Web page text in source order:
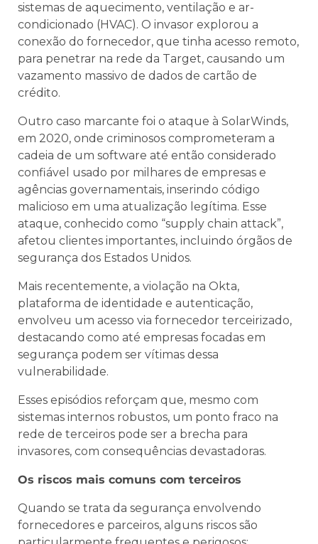
sistemas de aquecimento, ventilação e ar-
condicionado (HVAC). O invasor explorou a
conexão do fornecedor, que tinha acesso remoto,
para penetrar na rede da Target, causando um
vazamento massivo de dados de cartão de
crédito.
Outro caso marcante foi o ataque à SolarWinds,
em 2020, onde criminosos comprometeram a
cadeia de um software até então considerado
confiável usado por milhares de empresas e
agências governamentais, inserindo código
malicioso em uma atualização legítima. Esse
ataque, conhecido como “supply chain attack”,
afetou clientes importantes, incluindo órgãos de
segurança dos Estados Unidos.
Mais recentemente, a violação na Okta,
plataforma de identidade e autenticação,
envolveu um acesso via fornecedor terceirizado,
destacando como até empresas focadas em
segurança podem ser vítimas dessa
vulnerabilidade.
Esses episódios reforçam que, mesmo com
sistemas internos robustos, um ponto fraco na
rede de terceiros pode ser a brecha para
invasores, com consequências devastadoras.
Os riscos mais comuns com terceiros
Quando se trata da segurança envolvendo
fornecedores e parceiros, alguns riscos são